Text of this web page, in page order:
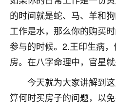
的时间就是蛇、马、羊和
工作是水，那么你的购买
参与的时候。2.王印生病
房。在八字命理中，官星就
今天就为大家讲解到
算何时买房子的问题，以
老师做不做超度法事？
刚去世了。
七零老顽童：我母亲
做梦梦见她，后来也
师，安排了超度法事
了，一开始是半信半
超度，现在看来，人